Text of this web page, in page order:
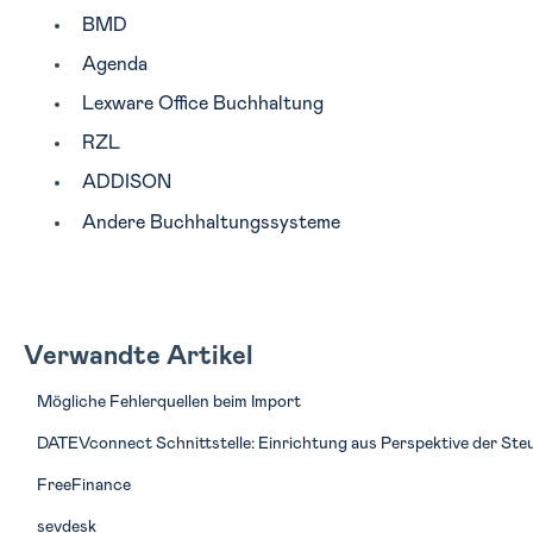
BMD
Agenda
Lexware Office Buchhaltung
RZL
ADDISON
Andere Buchhaltungssysteme
Verwandte Artikel
Mögliche Fehlerquellen beim Import
DATEVconnect Schnittstelle: Einrichtung aus Perspektive der
FreeFinance
sevdesk